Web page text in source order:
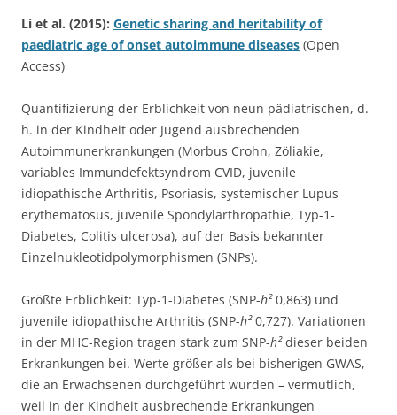
Li et al. (2015): Genetic sharing and heritability of
paediatric age of onset autoimmune diseases (Open
Access)
Quantifizierung der Erblichkeit von neun pädiatrischen, d.
h. in der Kindheit oder Jugend ausbrechenden
Autoimmunerkrankungen (Morbus Crohn, Zöliakie,
variables Immundefektsyndrom CVID, juvenile
idiopathische Arthritis, Psoriasis, systemischer Lupus
erythematosus, juvenile Spondylarthropathie, Typ-1-
Diabetes, Colitis ulcerosa), auf der Basis bekannter
Einzelnukleotidpolymorphismen (SNPs).
Größte Erblichkeit: Typ-1-Diabetes (SNP-h²0,863) und
juvenile idiopathische Arthritis (SNP-h²0,727). Variationen
in der MHC-Region tragen stark zum SNP-h²dieser beiden
Erkrankungen bei. Werte größer als bei bisherigen GWAS,
die an Erwachsenen durchgeführt wurden – vermutlich,
weil in der Kindheit ausbrechende Erkrankungen